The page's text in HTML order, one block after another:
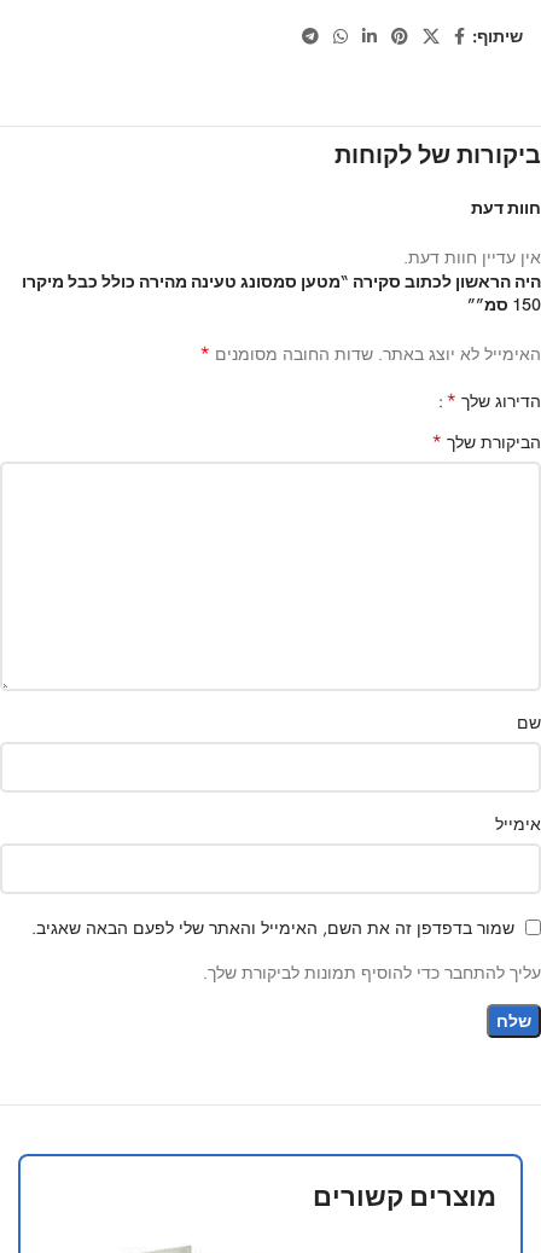
שיתוף:
ביקורות של לקוחות
חוות דעת
אין עדיין חוות דעת.
היה הראשון לכתוב סקירה “מטען סמסונג טעינה מהירה כולל כבל מיקרו
150 סמ””
האימייל לא יוצג באתר. שדות החובה מסומנים *
הדירוג שלך *
הביקורת שלך *
שם
אימייל
שמור בדפדפן זה את השם, האימייל והאתר שלי לפעם הבאה שאגיב.
עליך להתחבר כדי להוסיף תמונות לביקורת שלך.
מוצרים קשורים